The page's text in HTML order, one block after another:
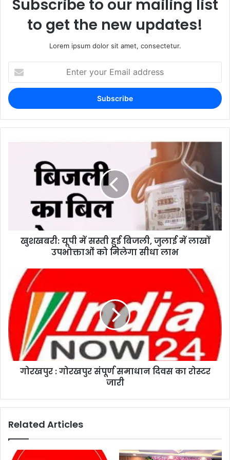
Subscribe to our mailing list
to get the new updates!
Lorem ipsum dolor sit amet, consectetur.
खुशखबरी: यूपी में सस्ती हुई बिजली, जुलाई में लाखों
उपभोक्ताओं को मिलेगा सीधा लाभ
गोरखपुर : गोरखपुर संपूर्ण समाधान दिवस का रोस्टर
जारी
Related Articles